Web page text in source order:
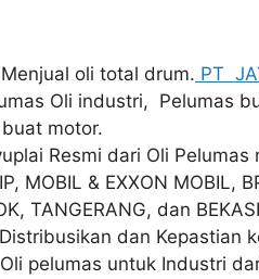
oli total drum. PT
Oli industri, Pelumas
motor.
Resmi dari Oli Pelumas
MOBIL & EXXON MOBIL,
TANGERANG, dan
dan Kepastian
pelumas untuk Industri